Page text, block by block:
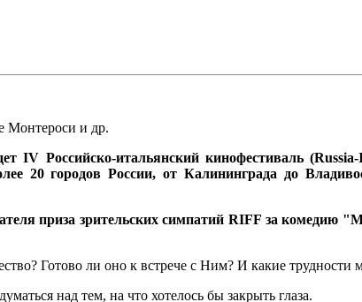
Монтероси и др.
IV Российско-итальянский кинофестиваль
20 городов России, от Калининграда до
приза зрительских симпатий RIFF за комедию
Готово ли оно к встрече с Ним? И какие
над тем, на что хотелось бы закрыть глаза.